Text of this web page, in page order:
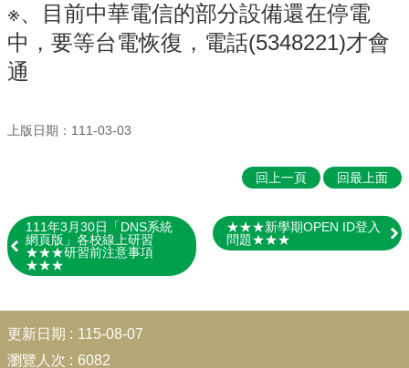
室
學
宣
導
專
校
園
※、目前中華電信的部分設備還在停電
中，要等台電恢復，電話(5348221)才會
通
上版日期：111-03-03
回上一頁 回最上面
111年3月30日「DNS系統
網頁版」各校線上研習
★★★研習前注意事項
★★★
★★★新學期OPEN ID登入
問題★★★
更新日期
115-08-07
瀏覽人次
6082